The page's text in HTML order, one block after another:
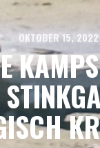
OKTOBER 15, 2022